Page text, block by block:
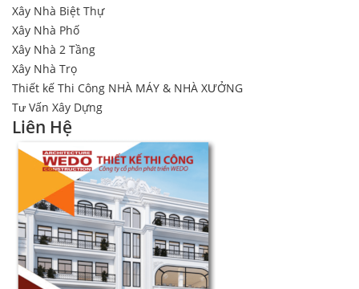
Xây Nhà Biệt Thự
Xây Nhà Phố
Xây Nhà 2 Tầng
Xây Nhà Trọ
Thiết kế Thi Công NHÀ MÁY & NHÀ XƯỞNG
Tư Vấn Xây Dựng
Liên Hệ